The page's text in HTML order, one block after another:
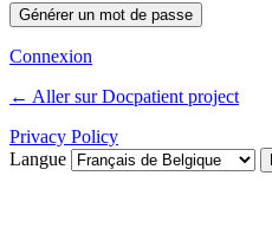
Connexion
← Aller sur Docpatient project
Privacy Policy
Langue